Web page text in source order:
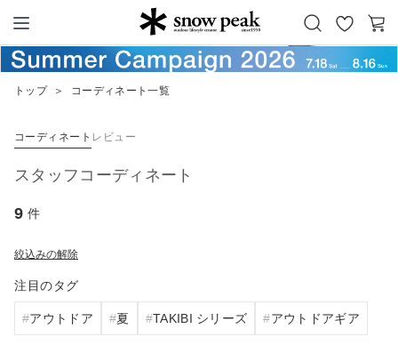
Snow Peak
お
気
カ
ー
トップ ＞ コーディネート一覧
コーディネート レビュー
スタッフコーディネート
9 件
絞込みの解除
注目のタグ
アウトドア 夏 TAKIBI シリーズ アウトドアギア